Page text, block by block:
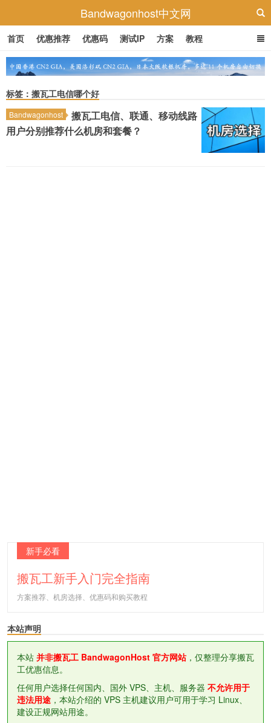
Bandwagonhost中文网
首页 优惠推荐 优惠码 测试IP 方案 教程
标签：搬瓦工电信哪个好
Bandwagonhost
搬瓦工电信、联通、移动线路
用户分别推荐什么机房和套餐？
新手必看
搬瓦工新手入门完全指南
方案推荐、机房选择、优惠码和购买教程
本站声明
本站 并非搬瓦工 BandwagonHost 官方网站，仅整理分享搬瓦
工优惠信息。
任何用户选择任何国内、国外 VPS、主机、服务器 不允许用于
违法用途 ，本站介绍的 VPS 主机建议用户可用于学习 Linux、
建设正规网站用途。